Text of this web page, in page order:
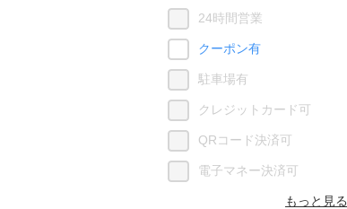
24時間営業
クーポン有
駐車場有
クレジットカード可
QRコード決済可
電子マネー決済可
もっと見る